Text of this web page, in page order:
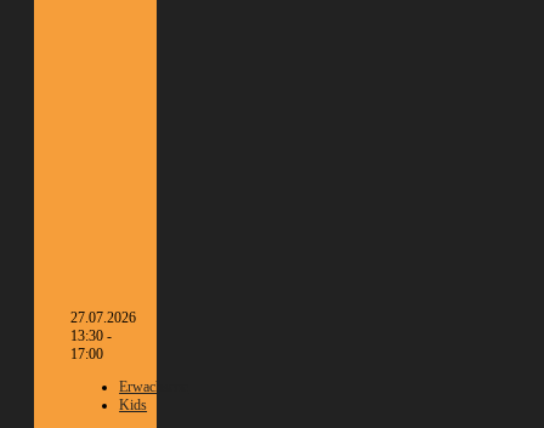
27.07.2026
13:30 -
17:00
Erwachsene
Kids